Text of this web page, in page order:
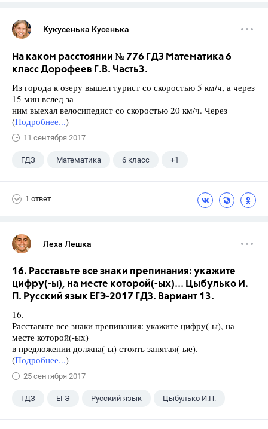
Кукусенька Кусенька
На каком расстоянии № 776 ГДЗ Математика 6
класс Дорофеев Г.В. Часть3.
Из города к озеру вышел турист со скоростью 5 км/ч, а через
15 мин вслед за
ним выехал велосипедист со скоростью 20 км/ч. Через
(Подробнее...)
11 сентября 2017
ГДЗ Математика 6 класс +1
1 ответ
Леха Лешка
16. Расставьте все знаки препинания: укажите
цифру(-ы), на месте которой(-ых)... Цыбулько И.
П. Русский язык ЕГЭ-2017 ГДЗ. Вариант 13.
16.
Расставьте все знаки препинания: укажите цифру(-ы), на
месте которой(-ых)
в предложении должна(-ы) стоять запятая(-ые).
(Подробнее...)
25 сентября 2017
ГДЗ ЕГЭ Русский язык Цыбулько И.П.